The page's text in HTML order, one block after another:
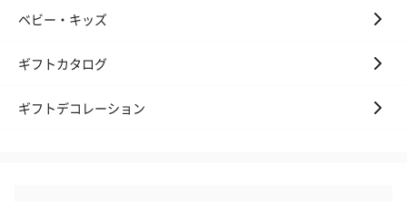
ベビー・キッズ
ギフトカタログ
ギフトデコレーション